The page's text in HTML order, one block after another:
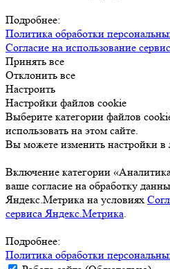
Подробнее:
Политика обработки
Согласие на использование
Принять все
Отклонить все
Настроить
Настройки файлов cookie
Выберите категории файлов
использовать на этом сайте.
Вы можете изменить настройки
Включение категории
ваше согласие на обработку
Яндекс.Метрика на условиях
сервиса Яндекс.Метрика.
Подробнее:
Политика обработки